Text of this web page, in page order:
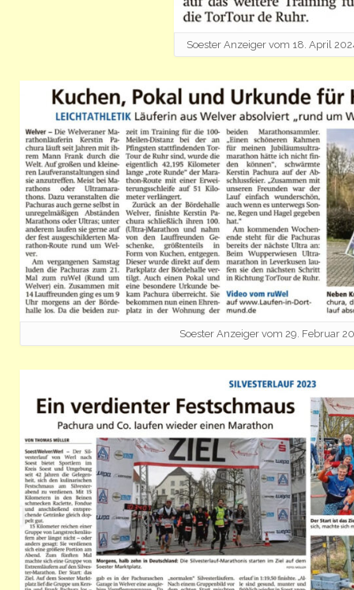
Soester Anzeiger vom 18. April
Soester Anzeiger vom 29. Februar